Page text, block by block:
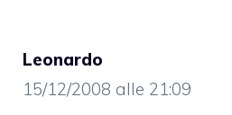
Leonardo
15/12/2008 alle 21:09